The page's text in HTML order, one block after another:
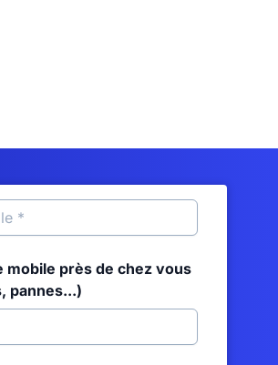
mobile près de chez vous
pannes...)